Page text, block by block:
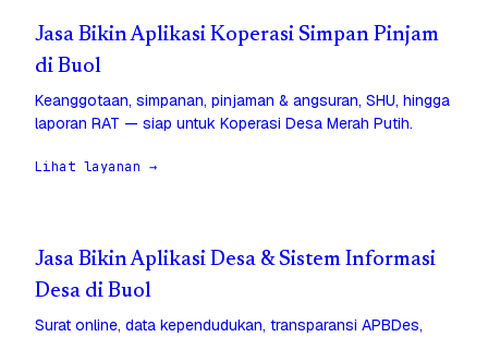
Jasa Bikin Aplikasi Koperasi Simpan Pinjam
di Buol
Keanggotaan, simpanan, pinjaman & angsuran, SHU, hingga
laporan RAT — siap untuk Koperasi Desa Merah Putih.
Lihat layanan →
Jasa Bikin Aplikasi Desa & Sistem Informasi
Desa di Buol
Surat online, data kependudukan, transparansi APBDes,